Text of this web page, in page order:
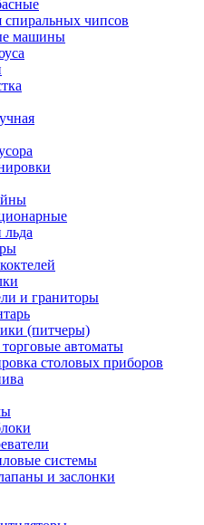
спиральных чипсов
машины
льда
и граниторы
(питчеры)
автоматы
столовых приборов
системы
и заслонки